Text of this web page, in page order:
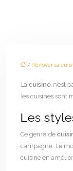
/ Rénover sa
Lacuisine n’est
les cuisines sont
Les
Ce genre de
campagne. Le
cuisine en